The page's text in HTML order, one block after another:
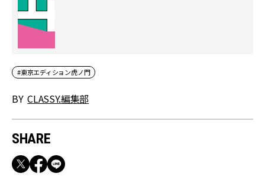
#東京エディション虎ノ門
BY CLASSY.編集部
SHARE